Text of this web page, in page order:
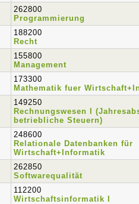
262800
Programmierung
188200
Recht
155800
Management
173300
Mathematik fuer
149250
Rechnungswesen I
betriebliche Steuern)
248600
Relationale Datenbanken für
Wirtschaft+Informatik
262850
Softwarequalität
112200
Wirtschaftsinformatik I